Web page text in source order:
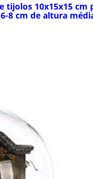
tijolos 10x15x15 cm
8 cm de altura